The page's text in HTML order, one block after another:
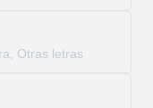
Otras letras